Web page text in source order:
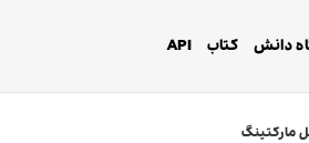
دانش کتاب API
مارکتینگ